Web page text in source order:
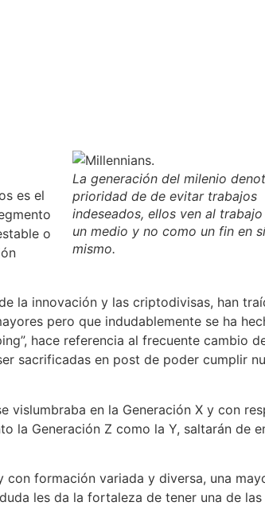
La generación del milenio
prioridad de de evitar trabajos
indeseados, ellos ven al
un medio y no como un fin en sí
mismo.
es el
o
la innovación y las criptodivisas, han
pero que indudablemente se ha
hace referencia al frecuente cambio
sacrificadas en post de poder cumplir
vislumbraba en la Generación X y con
la Generación Z como la Y, saltarán de
con formación variada y diversa, una
les da la fortaleza de tener una de las